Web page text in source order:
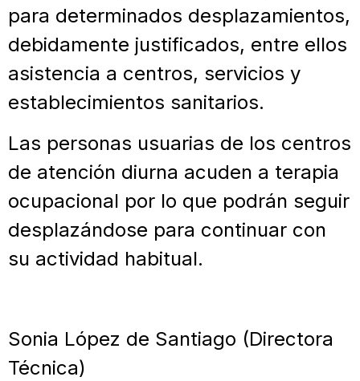
para determinados desplazamientos,
debidamente justificados, entre ellos
asistencia a centros, servicios y
establecimientos sanitarios.
Las personas usuarias de los centros
de atención diurna acuden a terapia
ocupacional por lo que podrán seguir
desplazándose para continuar con
su actividad habitual.
Sonia López de Santiago (Directora
Técnica)